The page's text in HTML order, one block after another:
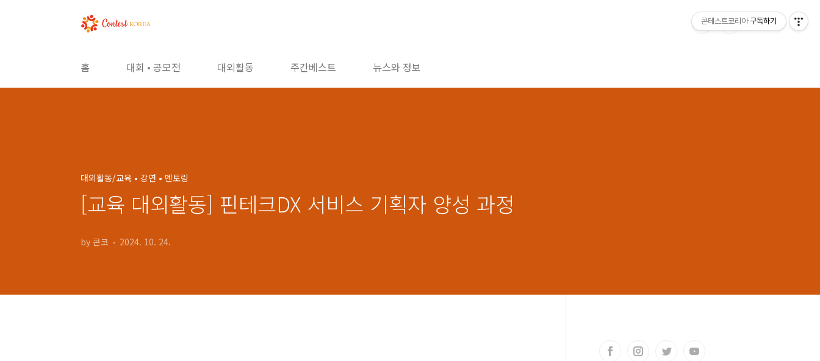
홈 대회 • 공모전 대외활동 주간베스트 뉴스와 정보
대외활동/교육 • 강연 • 멘토링
[교육 대외활동] 핀테크DX 서비스 기획자 양성 과정
by 콘코 2024. 10. 24.
콘테스트코리아 구독하기